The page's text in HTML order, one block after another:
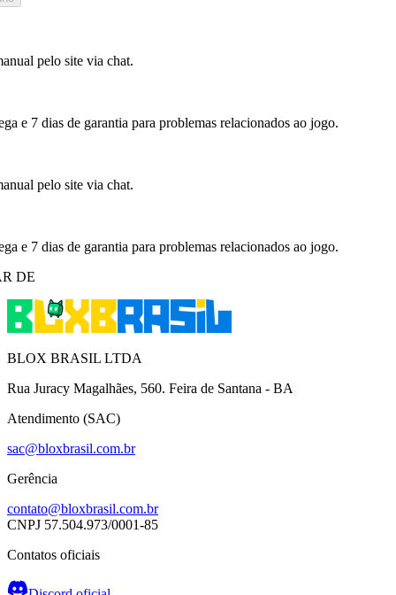
pelo site via chat.
e 7 dias de garantia para problemas relacionados ao jogo.
pelo site via chat.
e 7 dias de garantia para problemas relacionados ao jogo.
DE
BLOX BRASIL LTDA
Rua Juracy Magalhães, 560. Feira de Santana - BA
Atendimento (SAC)
sac@bloxbrasil.com.br
Gerência
contato@bloxbrasil.com.br
CNPJ 57.504.973/0001-85
Contatos oficiais